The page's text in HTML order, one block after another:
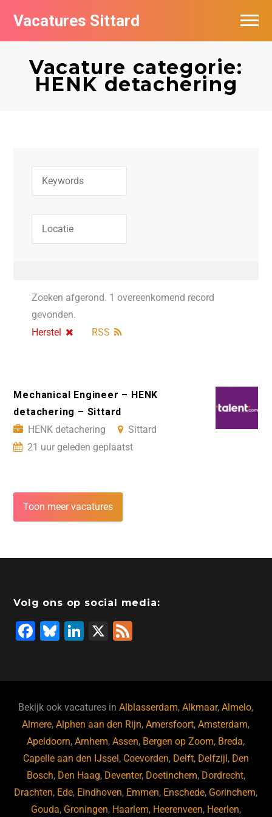
Vacatures Sittard
Vacature categorie:
HENK detachering
Zoeken afgerond. 1 overeenkomend record
gevonden.
Herstel
RSS
Mechanical Engineer – HENK
detachering – Sittard
HENK detachering
Sittard
21 uur geleden geplaatst
Toon meer vacatures
Volg ons op social media:
F
b
o
o
k
Bl
ky
Li
dI
n
X
Bekijk ook vacatures inAlblasserdam,Alkmaar,Almelo,
Almere,Alphen aan den Rijn,Amersfoort,Amsterdam,
Apeldoorn,Arnhem,Assen, Bergen op Zoom, Breda,
Capelle aan den IJssel , Coevorden, Delft, Delfzijl , Den
Bosch, Den Haag, Deventer, Doetinchem, Dordrecht,
Drachten, Ede, Eindhoven, Emmen, Enschede, Gorinchem,
Gouda, Groningen, Haarlem, Heerenveen, Heerlen,
Vacatures per bedrijf
De populairste vacatures in Sittard